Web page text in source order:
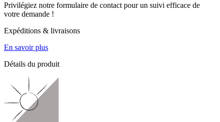
Privilégiez notre formulaire de contact pour un suivi efficace de
votre demande !
Expéditions & livraisons
En savoir plus
Détails du produit